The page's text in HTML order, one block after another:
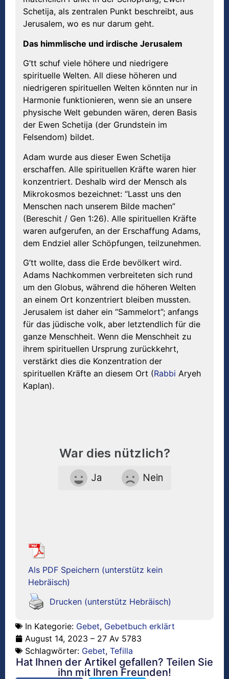
Schetija, als zentralen Punkt beschreibt, aus
Jerusalem, wo es nur darum geht.
Das himmlische und irdische Jerusalem
G’tt schuf viele höhere und niedrigere
spirituelle Welten. All diese höheren und
niedrigeren spirituellen Welten könnten nur in
Harmonie funktionieren, wenn sie an unsere
physische Welt gebunden wären, deren Basis
der Ewen Schetija (der Grundstein im
Felsendom) bildet.
Adam wurde aus dieser Ewen Schetija
erschaffen. Alle spirituellen Kräfte waren hier
konzentriert. Deshalb wird der Mensch als
Mikrokosmos bezeichnet: “Lasst uns den
Menschen nach unserem Bilde machen”
(Bereschit / Gen 1:26). Alle spirituellen Kräfte
waren aufgerufen, an der Erschaffung Adams,
dem Endziel aller Schöpfungen, teilzunehmen.
G’tt wollte, dass die Erde bevölkert wird.
Adams Nachkommen verbreiteten sich rund
um den Globus, während die höheren Welten
an einem Ort konzentriert bleiben mussten.
Jerusalem ist daher ein “Sammelort”; anfangs
für das jüdische volk, aber letztendlich für die
ganze Menschheit. Wenn die Menschheit zu
ihrem spirituellen Ursprung zurückkehrt,
verstärkt dies die Konzentration der
spirituellen Kräfte an diesem Ort (Rabbi Aryeh
Kaplan).
War dies nützlich?
Ja Nein
Als PDF Speichern (unterstütz kein
Hebräisch)
Drucken (unterstütz Hebräisch)
In Kategorie: Gebet, Gebetbuch erklärt
August 14, 2023 – 27 Av 5783
Schlagwörter: Gebet, Tefilla
Hat Ihnen der Artikel gefallen? Teilen Sie
ihn mit Ihren Freunden!